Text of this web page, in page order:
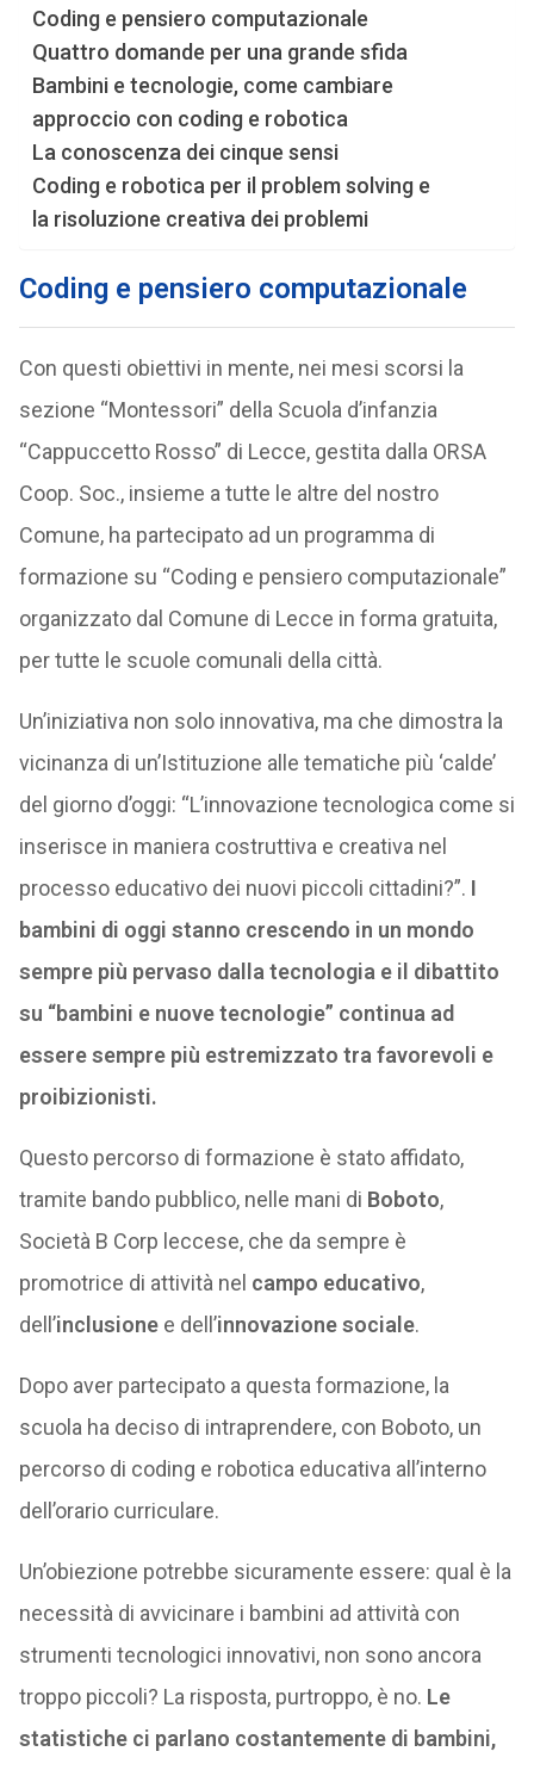
Coding e pensiero computazionale
Quattro domande per una grande sfida
Bambini e tecnologie, come cambiare
approccio con coding e robotica
La conoscenza dei cinque sensi
Coding e robotica per il problem solving e
la risoluzione creativa dei problemi
Coding e pensiero computazionale
Con questi obiettivi in mente, nei mesi scorsi la
sezione “Montessori” della Scuola d’infanzia
“Cappuccetto Rosso” di Lecce, gestita dalla ORSA
Coop. Soc., insieme a tutte le altre del nostro
Comune, ha partecipato ad un programma di
formazione su “Coding e pensiero computazionale”
organizzato dal Comune di Lecce in forma gratuita,
per tutte le scuole comunali della città.
Un’iniziativa non solo innovativa, ma che dimostra la
vicinanza di un’Istituzione alle tematiche più ‘calde’
del giorno d’oggi: “L’innovazione tecnologica come si
inserisce in maniera costruttiva e creativa nel
processo educativo dei nuovi piccoli cittadini?”. I
bambini di oggi stanno crescendo in un mondo
sempre più pervaso dalla tecnologia e il dibattito
su “bambini e nuove tecnologie” continua ad
essere sempre più estremizzato tra favorevoli e
proibizionisti.
Questo percorso di formazione è stato affidato,
tramite bando pubblico, nelle mani di Boboto,
Società B Corp leccese, che da sempre è
promotrice di attività nel campo educativo,
dell’inclusionee dell’innovazione sociale.
Dopo aver partecipato a questa formazione, la
scuola ha deciso di intraprendere, con Boboto, un
percorso di coding e robotica educativa all’interno
dell’orario curriculare.
Un’obiezione potrebbe sicuramente essere: qual è la
necessità di avvicinare i bambini ad attività con
strumenti tecnologici innovativi, non sono ancora
troppo piccoli? La risposta, purtroppo, è no. Le
statistiche ci parlano costantemente di bambini,